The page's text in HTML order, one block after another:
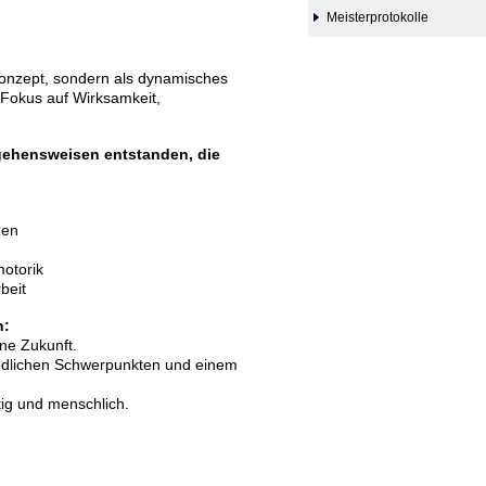
sondern als dynamisches
auf Wirksamkeit,
entstanden, die
Zukunft.
Schwerpunkten und einem
und menschlich.
Meisterprotokolle